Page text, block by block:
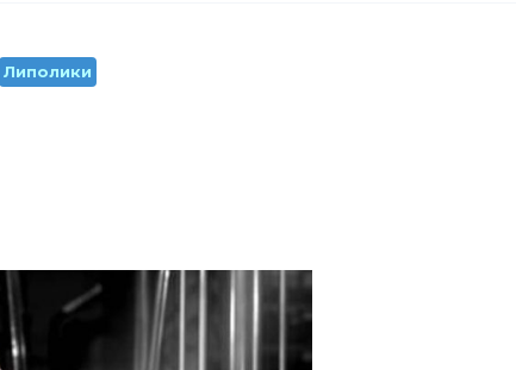
Липолики